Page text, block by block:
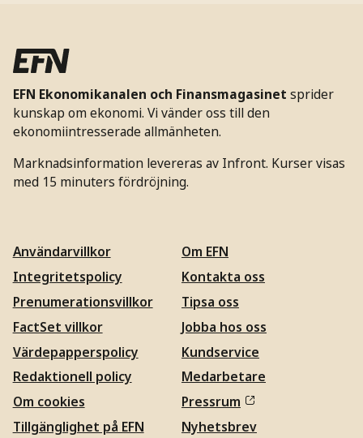
EFN Ekonomikanalen och Finansmagasinet sprider
kunskap om ekonomi. Vi vänder oss till den
ekonomiintresserade allmänheten.
Marknadsinformation levereras av Infront. Kurser visas
med 15 minuters fördröjning.
Användarvillkor
Integritetspolicy
Prenumerationsvillkor
FactSet villkor
Värdepapperspolicy
Redaktionell policy
Om cookies
Tillgänglighet på EFN
Om EFN
Kontakta oss
Tipsa oss
Jobba hos oss
Kundservice
Medarbetare
Pressrum
Nyhetsbrev